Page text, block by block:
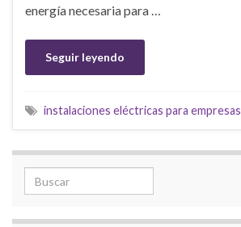
energía necesaria para …
Seguir leyendo
instalaciones eléctricas para empresas
Search for: